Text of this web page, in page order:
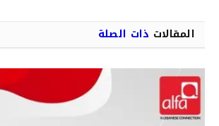
المقالات ذات الصلة